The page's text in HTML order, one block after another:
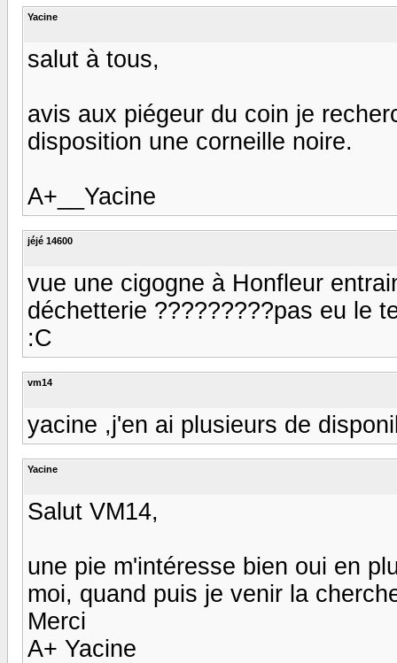
Yacine
salut à tous,
avis aux piégeur du coin je
disposition une corneille noire.
A+__Yacine
jéjé 14600
vue une cigogne à Honfleur
déchetterie ?????????pas eu le
:C
vm14
yacine ,j'en ai plusieurs de
Yacine
Salut VM14,
une pie m'intéresse bien oui en
moi, quand puis je venir la
Merci
A+ Yacine